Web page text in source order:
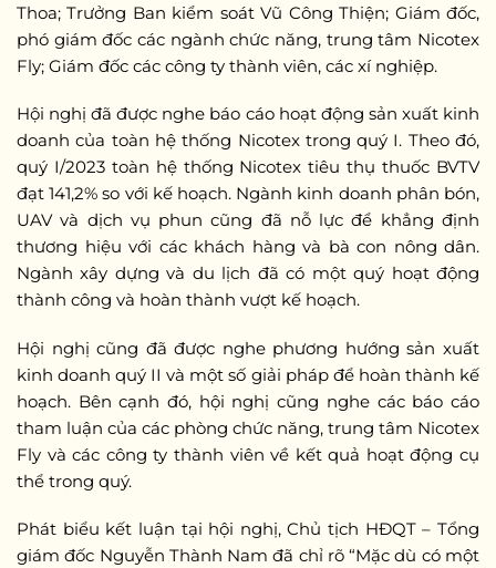
Thoa; Trưởng Ban kiểm soát Vũ Công Thiện; Giám đốc,
phó giám đốc các ngành chức năng, trung tâm Nicotex
Fly; Giám đốc các công ty thành viên, các xí nghiệp.
Hội nghị đã được nghe báo cáo hoạt động sản xuất kinh
doanh của toàn hệ thống Nicotex trong quý I. Theo đó,
quý I/2023 toàn hệ thống Nicotex tiêu thụ thuốc BVTV
đạt 141,2% so với kế hoạch. Ngành kinh doanh phân bón,
UAV và dịch vụ phun cũng đã nỗ lực để khẳng định
thương hiệu với các khách hàng và bà con nông dân.
Ngành xây dựng và du lịch đã có một quý hoạt động
thành công và hoàn thành vượt kế hoạch.
Hội nghị cũng đã được nghe phương hướng sản xuất
kinh doanh quý II và một số giải pháp để hoàn thành kế
hoạch. Bên cạnh đó, hội nghị cũng nghe các báo cáo
tham luận của các phòng chức năng, trung tâm Nicotex
Fly và các công ty thành viên về kết quả hoạt động cụ
thể trong quý.
Phát biểu kết luận tại hội nghị, Chủ tịch HĐQT – Tổng
giám đốc Nguyễn Thành Nam đã chỉ rõ “Mặc dù có một